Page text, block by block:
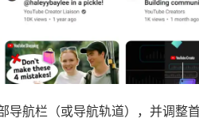
航栏（或导航轨道），并调整首